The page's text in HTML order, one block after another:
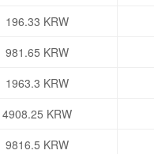
196.33 KRW
981.65 KRW
1963.3 KRW
4908.25 KRW
9816.5 KRW